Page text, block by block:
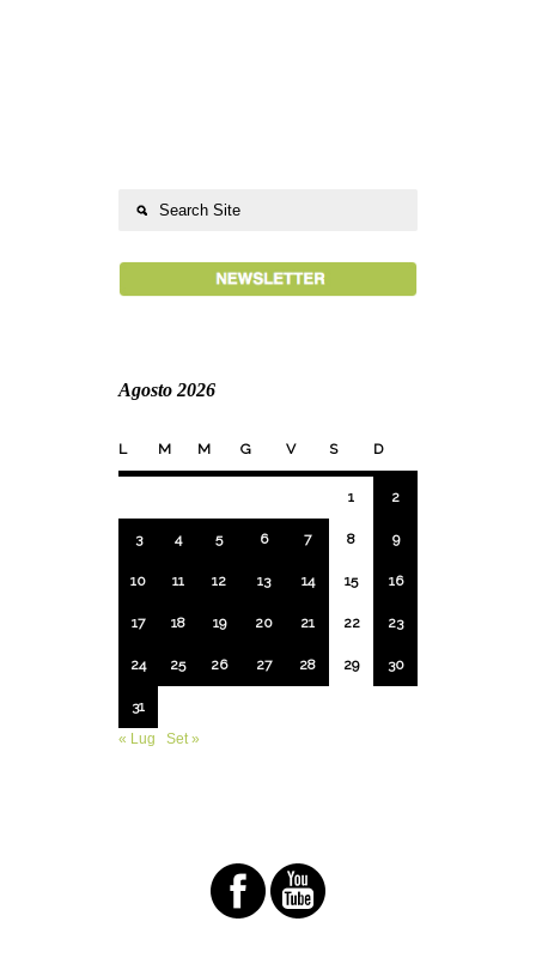
Agosto 2026
L M M G V S D
1 2
3 4 5 6 7 8 9
10 11 12 13 14 15 16
17 18 19 20 21 22 23
24 25 26 27 28 29 30
31
« Lug
Set »